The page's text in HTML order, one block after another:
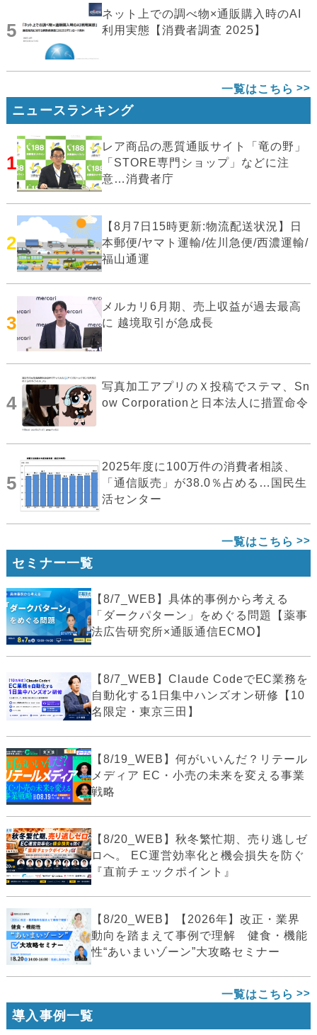
5
ネット上での調べ物×通販購入時のAI
利用実態【消費者調査 2025】
一覧はこちら
ニュースランキング
1
レア商品の悪質通販サイト「竜の野」
「STORE専門ショップ」などに注
意…消費者庁
2
【8月7日15時更新:物流配送状況】日
本郵便/ヤマト運輸/佐川急便/西濃運輸/
福山通運
3
メルカリ6月期、売上収益が過去最高
に 越境取引が急成長
4
写真加工アプリのＸ投稿でステマ、Sn
ow Corporationと日本法人に措置命令
5
2025年度に100万件の消費者相談、
「通信販売」が38.0％占める…国民生
活センター
一覧はこちら
セミナー一覧
【8/7_WEB】具体的事例から考える
「ダークパターン」をめぐる問題【薬事
法広告研究所×通販通信ECMO】
【8/7_WEB】Claude CodeでEC業務を
自動化する1日集中ハンズオン研修【10
名限定・東京三田】
【8/19_WEB】何がいいんだ？リテール
メディア EC・小売の未来を変える事業
戦略
【8/20_WEB】秋冬繁忙期、売り逃しゼ
ロへ。 EC運営効率化と機会損失を防ぐ
『直前チェックポイント』
【8/20_WEB】【2026年】改正・業界
動向を踏まえて事例で理解 健食・機能
性“あいまいゾーン”大攻略セミナー
一覧はこちら
導入事例一覧